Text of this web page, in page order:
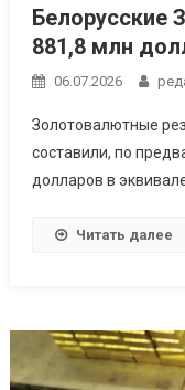
Белорусские
881,8 млн
06.07.2026
Золотовалютные
составили, по
долларов в
Читать далее